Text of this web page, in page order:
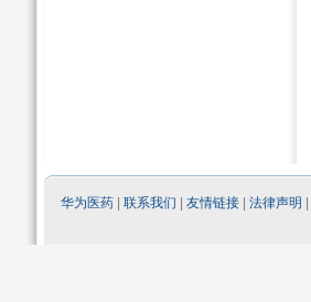
华为医药 联系我们 友情链接 法律声明